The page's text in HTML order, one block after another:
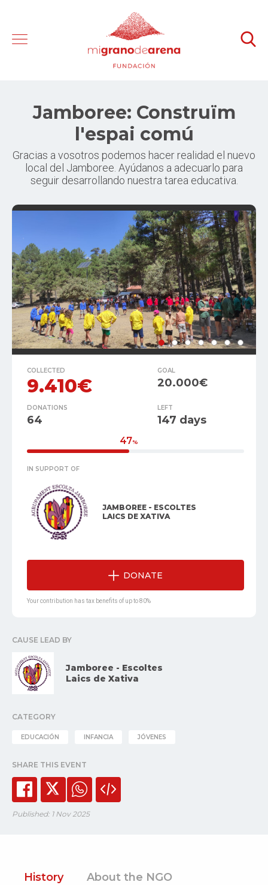
Jamboree: Construïm
l'espai comú
Gracias a vosotros podemos hacer realidad el nuevo
local del Jamboree. Ayúdanos a adecuarlo para
seguir desarrollando nuestra tarea educativa.
COLLECTED
9.410€
GOAL
20.000€
DONATIONS
64
LEFT
147 days
47%
IN SUPPORT OF
JAMBOREE - ESCOLTES
LAICS DE XATIVA
DONATE
Your contribution has tax benefits of up to 80%
CAUSE LEAD BY
Jamboree - Escoltes
Laics de Xativa
CATEGORY
EDUCACIÓN INFANCIA JÓVENES
SHARE THIS EVENT
Published: 1 Nov 2025
History About the NGO